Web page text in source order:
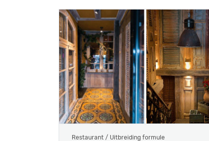
Restaurant / Uitbreiding formule